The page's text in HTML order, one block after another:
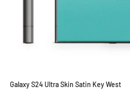
Galaxy S24 Ultra Skin Satin Key West